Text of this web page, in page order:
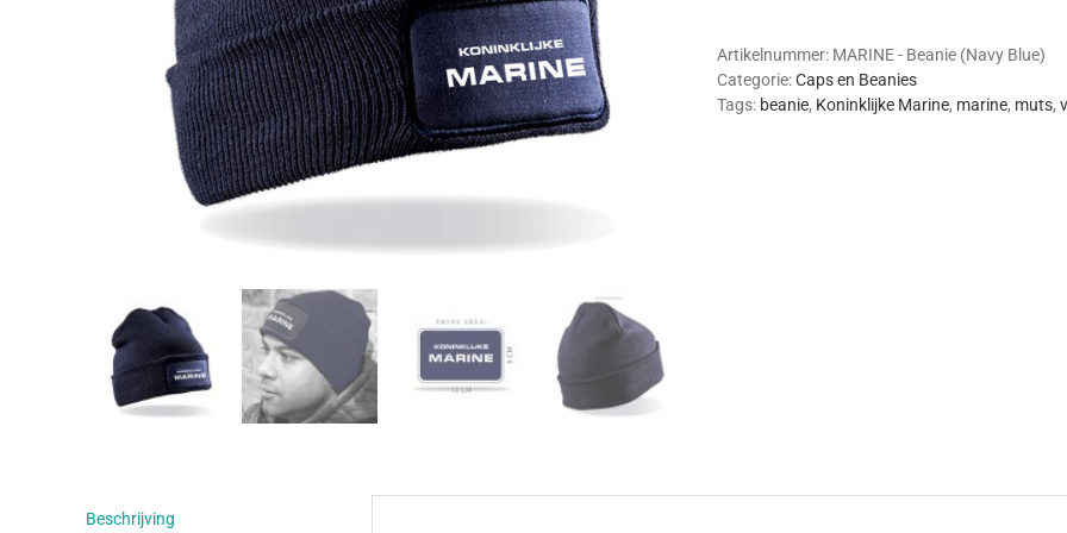
Blue)
aantal
Artikelnummer: MARINE - Beanie (Navy Blue)
Categorie:Caps en Beanies
Tags: beanie, Koninklijke Marine, marine, muts,
Beschrijving